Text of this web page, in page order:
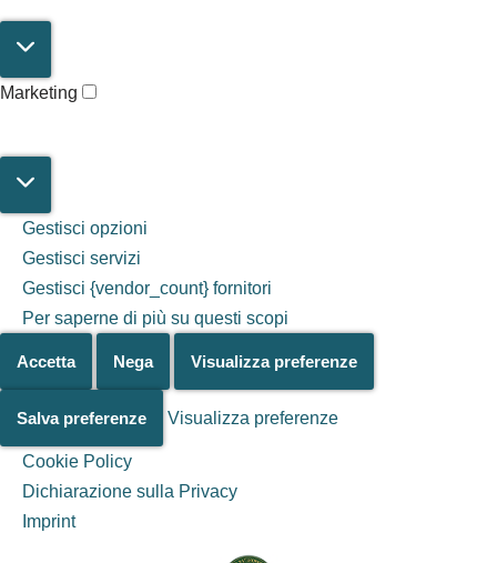
Marketing
Gestisci opzioni
Gestisci servizi
Gestisci {vendor_count} fornitori
Per saperne di più su questi scopi
Accetta Nega Visualizza preferenze
Salva preferenze Visualizza preferenze
Cookie Policy
Dichiarazione sulla Privacy
Imprint
Salta al